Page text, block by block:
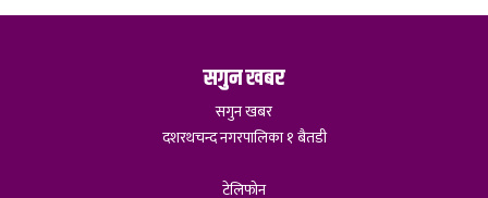
सगुन खबर
सगुन खबर
दशरथचन्द नगरपालिका १ बैतडी
टेलिफोन